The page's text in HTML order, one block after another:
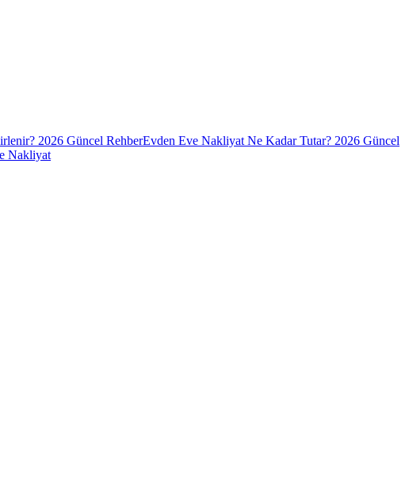
2026 Güncel RehberEvden Eve Nakliyat Ne Kadar Tutar? 2026 Güncel
Nakliyat